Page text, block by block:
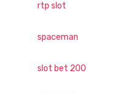
rtp slot
spaceman
slot bet 200